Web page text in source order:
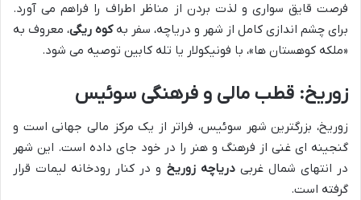
فرصت قایق سواری و لذت بردن از مناظر اطراف را فراهم می آورد.
برای چشم اندازی کامل از شهر و دریاچه، سفر بهکوه ریگی، معروف به
«ملکه کوهستان ها»، با فونیکولار یا تله کابین توصیه می شود.
زوریخ: قطب مالی و فرهنگی سوئیس
زوریخ، بزرگترین شهر سوئیس، فراتر از یک مرکز مالی جهانی است و
گنجینه ای غنی از فرهنگ و هنر را در خود جای داده است. این شهر
در انتهای شمال غربیدریاچه زوریخ و در کنار رودخانه لیمات قرار
گرفته است.